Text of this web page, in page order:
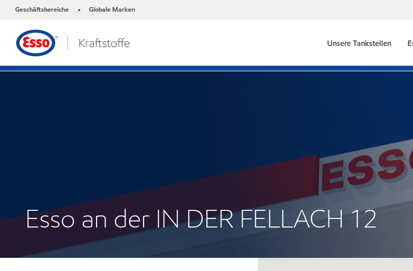
Geschäftsbereiche • Globale Marken
Unsere Tankstellen
Esso an der IN DER FELLACH 12